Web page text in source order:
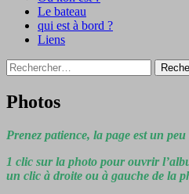
Le bateau
qui est à bord ?
Liens
Rechercher :
Photos
Prenez patience, la page est un
1 clic sur la photo pour ouvrir
un clic à droite ou à gauche de la